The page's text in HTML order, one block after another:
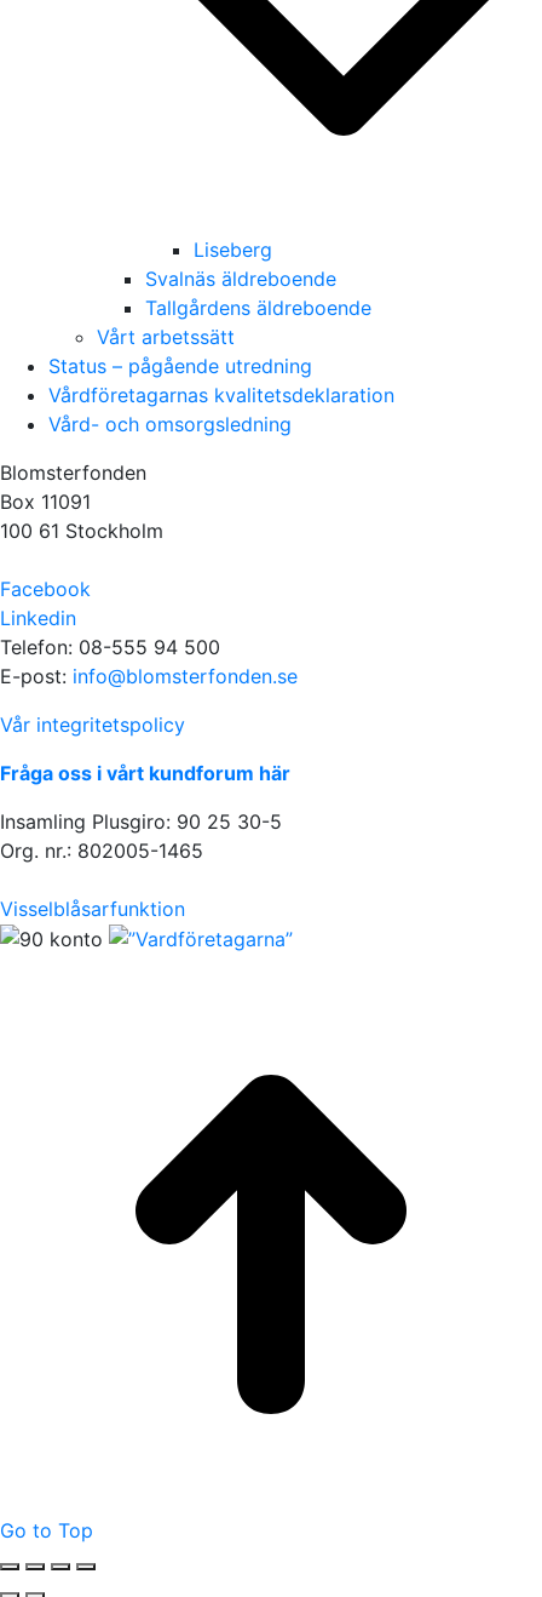
Liseberg
Svalnäs äldreboende
Tallgårdens äldreboende
Vårt arbetssätt
Status – pågående utredning
Vårdföretagarnas kvalitetsdeklaration
Vård- och omsorgsledning
Blomsterfonden
Box 11091
100 61 Stockholm
Facebook
Linkedin
Telefon: 08-555 94 500
E-post: info@blomsterfonden.se
Vår integritetspolicy
Fråga oss i vårt kundforum här
Insamling Plusgiro: 90 25 30-5
Org. nr.: 802005-1465
Visselblåsarfunktion
Go to Top